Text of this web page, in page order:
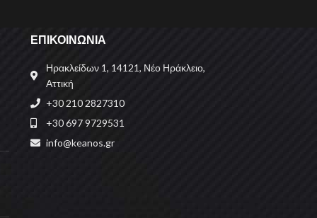
ΕΠΙΚΟΙΝΩΝΙΑ
Ηρακλείδων 1, 14121, Νέο Ηράκλειο,
Αττική
+30 210 2827310
+30 697 9729531
info@keanos.gr